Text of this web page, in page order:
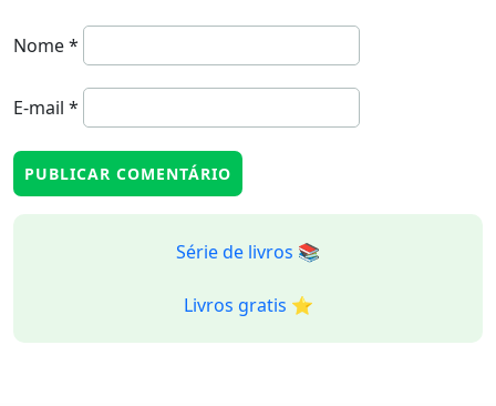
Nome*
E-mail *
Série de livros 📚
Livros gratis ⭐️